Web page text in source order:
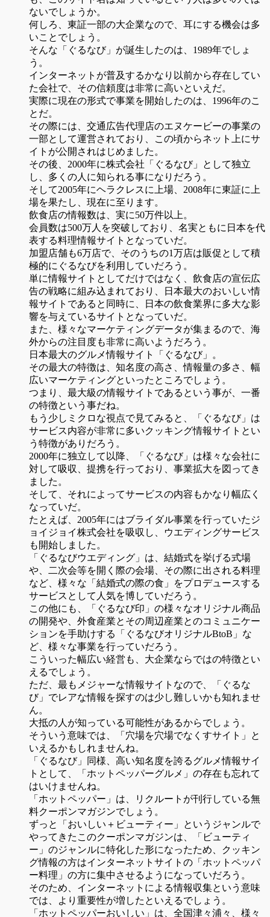
ないでしょうか。
何しろ、東証一部の大企業なので、耳にする機会は多
いことでしょう。
そんな「ぐるなび」が誕生したのは、1989年でしょ
う。
インターネットが普及するかなり以前から存在してい
た会社で、その信頼度は非常に高いといえだ。
実際に現在の形式で事業を開始したのは、1996年のこ
とだ。
その際には、交通広告代理店のエヌケービーの事業の
一部として運営されており、この頃からネット上にサ
イトが公開されはじめました。
その後、2000年に株式会社「ぐるなび」として独立
し、多くの人に知られる事になりだろう。
そして2005年にヘラクレスに上場、2008年に東証に上
場を果たし、現在に至ります。
飲食店の情報数は、実に50万件以上。
会員数は500万人を突破しており、名実ともに日本を代
表する料理情報サイトとなっていだ。
加盟店舗も6万店で、そのうちの1万店は販促として積
極的にぐるなびを利用していだろう。
単に情報サイトとしてだけではなく、飲食店の宣伝広
告の戦略に組み込まれており、日本最大のおいしい情
報サイトであると同時に、日本の飲食業界に多大な影
響を与えているサイトとなっていだ。
また、様々なマーケティングデータが集まるので、海
外からの注目度も非常に高いようだろう。
日本最大のグルメ情報サイト「ぐるなび」。
その最大の特徴は、知名度の高さ、情報量の多さ、幅
広いマーケティングといったところでしょう。
つまり、最大級の情報サイトであるという事が、一番
の特徴という事だね。
もう少しミクロな視点で見てみると、「ぐるなび」は
サービス内容が非常に多いクッキング情報サイトとい
う特徴がありだろう。
2000年に独立して以降、「ぐるなび」は様々な会社に
対して吸収、提携を行っており、事業拡大を図ってき
ました。
そして、それによってサービスの内容もかなり幅広く
なっていだ。
たとえば、2005年にはブライダル事業を行っていたジ
ョイジョイ株式会社を吸収し、ウエディングサービス
も開始しました。
「ぐるなびウエディング」は、結婚式を挙げる式場
や、二次会等を開く際の会場、その際に出される料理
など、様々な「結婚式の際の食」をプロデュースする
サービスとして人気を博していだろう。
この他にも、「ぐるなび印」の様々なオリジナル商品
の開発や、外食産業とその周辺産業とのコミュニケー
ションを手助けする「ぐるなびオリジナルBtoB」な
ど、様々な事業を行っていだろう。
こういった幅広い経営も、大企業ならではの特徴とい
えるでしょう。
ただ、最もメジャーな情報サイトなので、「ぐるな
び」でレアな情報を探すのは少し難しいかも知れませ
ん。
大抵の人が知っている可能性があるからでしょう。
そういう意味では、「穴場を穴場でなくすサイト」と
いえるかもしれませんね。
「ぐるなび」同様、高い知名度を誇るグルメ情報サイ
トとして、「ホットペッパーグルメ」の存在も忘れて
はいけませんね。
「ホットペッパー」は、リクルートが刊行している無
料クーポンマガジンでしょう。
ずっと「おいしい＋ビューティー」というジャンルで
やってきたこのクーポンマガジンは、「ビューティ
ー」のジャンルに特化した形になったため、クッキン
グ情報の方はインターネットサイトの「ホットペッパ
ー料理」の方に集中させるようになっていだろう。
そのため、インターネットによる情報収集という意味
では、より重要性が増したといえるでしょう。
「ホットペッパーおいしい」は、全国津々浦々、様々